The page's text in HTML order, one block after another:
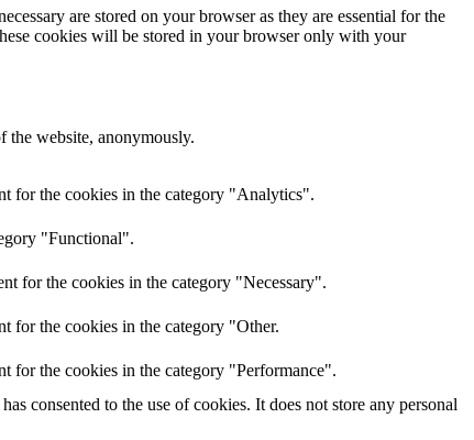
are stored on your browser as they are essential for the
cookies will be stored in your browser only with your
the website, anonymously.
for the cookies in the category "Analytics".
"Functional".
for the cookies in the category "Necessary".
for the cookies in the category "Other.
for the cookies in the category "Performance".
consented to the use of cookies. It does not store any personal